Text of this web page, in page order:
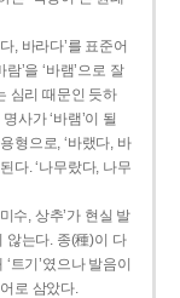
, 바라다’를 표준어
’을 ‘바램’으로 잘
심리 때문인 듯하
사가 ‘바램’이 될
형으로, ‘바랬다, 바
다. ‘나무랐다, 나무
수, 상추’가 현실 발
않는다. 종(種)이 다
트기’였으나 발음이
로 삼았다.